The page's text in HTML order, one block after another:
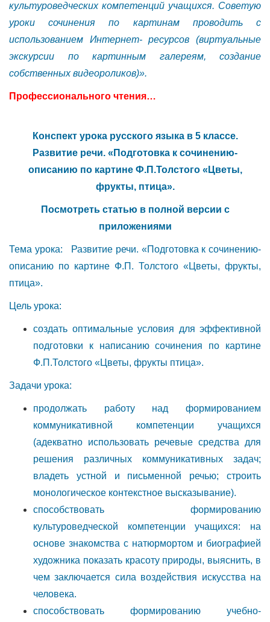
культуроведческих компетенций учащихся. Советую
уроки сочинения по картинам проводить с
использованием Интернет- ресурсов (виртуальные
экскурсии по картинным галереям, создание
собственных видеороликов)».
Профессионального чтения…
Конспект урока русского языка в 5 классе.
Развитие речи. «Подготовка к сочинению-
описанию по картине Ф.П.Толстого «Цветы,
фрукты, птица».
Посмотреть статью в полной версии с
приложениями
Тема урока: Развитие речи. «Подготовка к сочинению-
описанию по картине Ф.П. Толстого «Цветы, фрукты,
птица».
Цель урока:
создать оптимальные условия для эффективной
подготовки к написанию сочинения по картине
Ф.П.Толстого «Цветы, фрукты птица».
Задачи урока:
продолжать работу над формированием
коммуникативной компетенции учащихся
(адекватно использовать речевые средства для
решения различных коммуникативных задач;
владеть устной и письменной речью; строить
монологическое контекстное высказывание).
способствовать формированию
культуроведческой компетенции учащихся: на
основе знакомства с натюрмортом и биографией
художника показать красоту природы, выяснить, в
чем заключается сила воздействия искусства на
человека.
способствовать формированию учебно-